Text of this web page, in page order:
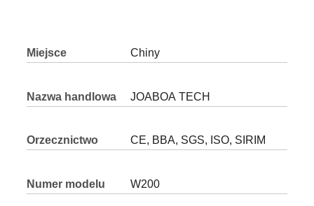
Miejsce
Chiny
Nazwa handlowa JOABOA TECH
Orzecznictwo CE, BBA, SGS, ISO, SIRIM
Numer modelu W200